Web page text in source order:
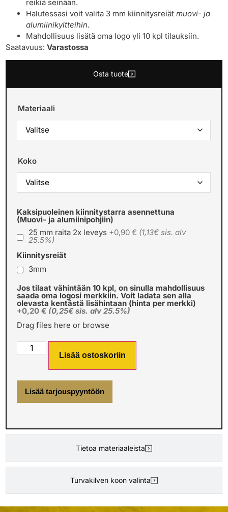
reikiä seinään.
Halutessasi voit valita 3 mm kiinnitysreiätmuovi- ja
alumiinikyltteihin.
Mahdollisuus lisätä oma logo yli 10 kpl tilauksiin.
Saatavuus:Varastossa
Osta tuote
Tietoa materiaaleista
Turvakilven koon valinta
Materiaali
Koko
Kaksipuoleinen kiinnitystarra asennettuna
(Muovi- ja alumiinipohjiin)
25 mm raita 2x leveys +0,90 € (1,13€ sis. alv
25.5%)
Kiinnitysreiät
3mm
Jos tilaat vähintään 10 kpl, on sinulla mahdollisuus
saada oma logosi merkkiin. Voit ladata sen alla
olevasta kentästä lisähintaan (hinta per merkki)
+0,20 € (0,25€ sis. alv 25.5%)
Drag files here or browse
Lisää ostoskoriin
Lisää tarjouspyyntöön